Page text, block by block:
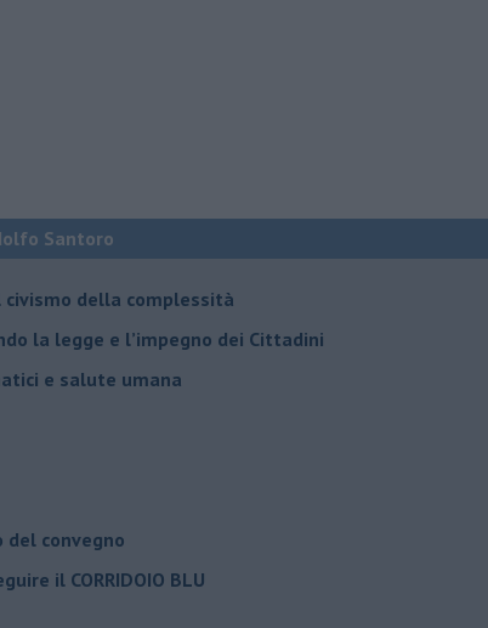
Santoro
della complessità
la legge e l’impegno dei Cittadini
e salute umana
del convegno
il CORRIDOIO BLU